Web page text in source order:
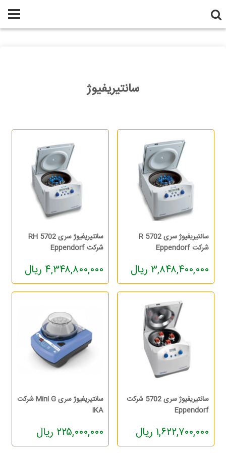
سانتیریفیوژ
سانتیریفیوژ سری 5702 R
شرکت Eppendorf
۳,۸۴۸,۴۰۰,۰۰۰ ریال
سانتیریفیوژ سری 5702 RH
شرکت Eppendorf
۴,۳۴۸,۸۰۰,۰۰۰ ریال
سانتیریفیوژ سری 5702 شرکت
Eppendorf
۱,۶۲۲,۷۰۰,۰۰۰ ریال
سانتیریفیوژ سری Mini G شرکت
IKA
۲۲۵,۰۰۰,۰۰۰ ریال